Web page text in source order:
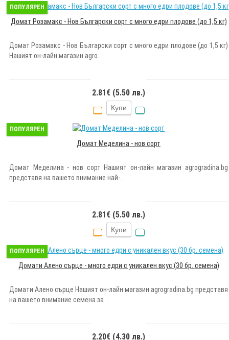
ПОПУЛЯРЕН
Домат Розамакс - Нов Български сорт с много едри плодове (до 1,5 кг)
Домат Розамакс - Нов Български сорт с много едри плодове (до 1,5 кг)
Нашият он-лайн магазин agro..
2.81€ (5.50 лв.)
Купи
ПОПУЛЯРЕН
Домат Меделина - нов сорт
Домат Меделина - нов сорт Нашият он-лайн магазин agrogradina.bg
представя на вашето внимание най-..
2.81€ (5.50 лв.)
Купи
ПОПУЛЯРЕН
Домати Алено сърце - много едри с уникален вкус (30 бр. семена)
Домати Алено сърце Нашият он-лайн магазин agrogradina.bg представя
на вашето внимание семена за ..
2.20€ (4.30 лв.)